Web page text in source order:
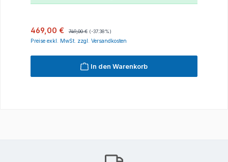
Verkaufspreis:
469,00 € Regulärer Preis:
749,00 € (-37.38%)
Preise exkl. MwSt. zzgl. Versandkosten
In den Warenkorb